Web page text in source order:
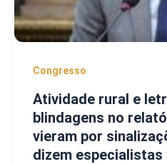
Congresso
Atividade rural e
blindagens no
vieram por
dizem especialistas